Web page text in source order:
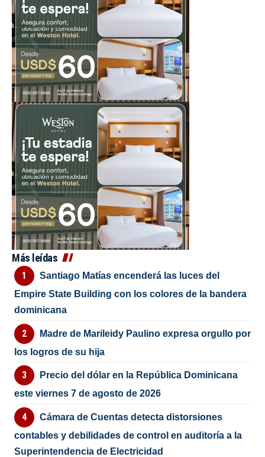
Más leídas
Santiago Matías encenderá las luces del
Empire State Building con los colores de la bandera
dominicana
Madre de Marileidy Paulino expresa orgullo por
los logros de su hija
Precio del dólar en la República Dominicana
este viernes 7 de agosto de 2026
Cámara de Cuentas detecta distorsiones
contables y debilidades de control en auditoría a la
Superintendencia de Electricidad